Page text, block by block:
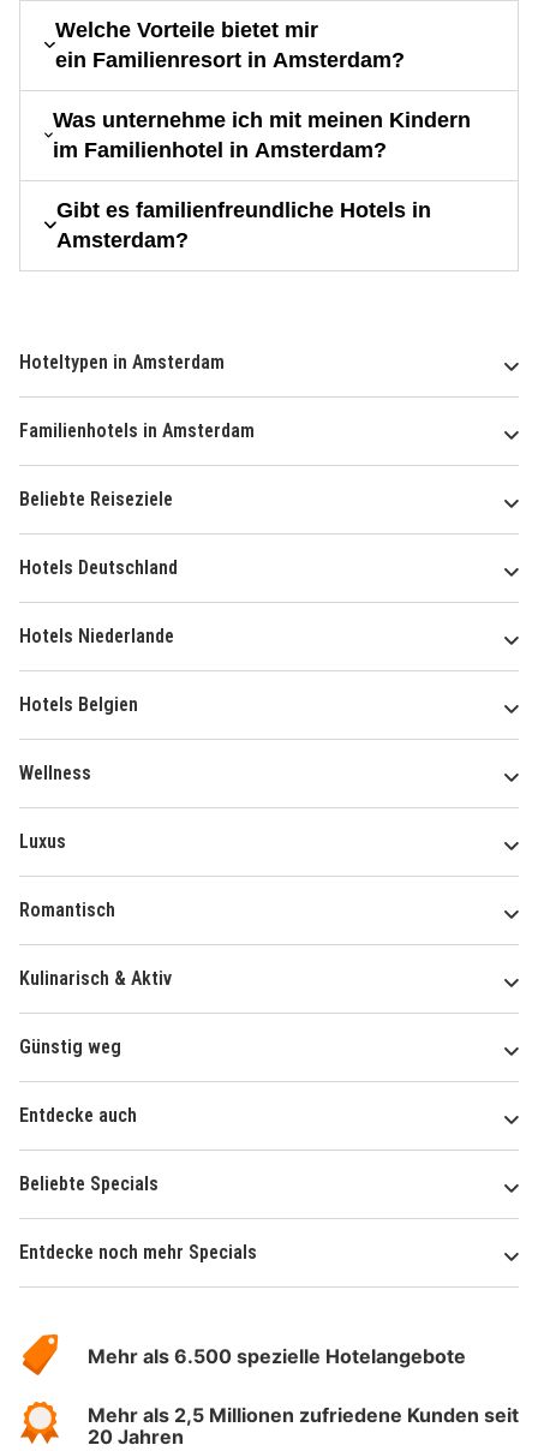
Welche Vorteile bietet mir
ein Familienresort in Amsterdam?
Was unternehme ich mit meinen Kindern
im Familienhotel in Amsterdam?
Gibt es familienfreundliche Hotels in
Amsterdam?
Hoteltypen in Amsterdam
Familienhotels in Amsterdam
Beliebte Reiseziele
Hotels Deutschland
Hotels Niederlande
Hotels Belgien
Wellness
Luxus
Romantisch
Kulinarisch & Aktiv
Günstig weg
Entdecke auch
Beliebte Specials
Entdecke noch mehr Specials
Hotelspecials
Mehr als 6.500 spezielle Hotelangebote
Mehr als 2,5 Millionen zufriedene Kunden seit
20 Jahren